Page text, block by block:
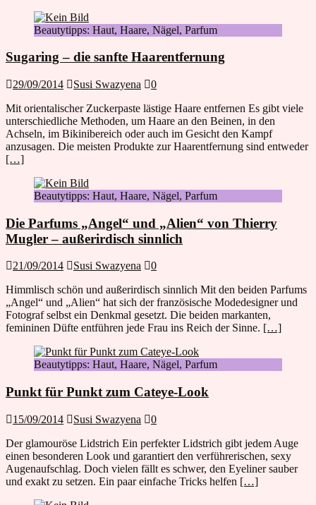
Beautytipps: Haut, Haare, Nägel, Parfum
Sugaring – die sanfte Haarentfernung
29/09/2014 Susi Swazyena
0
Mit orientalischer Zuckerpaste lästige Haare entfernen Es gibt viele
unterschiedliche Methoden, um Haare an den Beinen, in den
Achseln, im Bikinibereich oder auch im Gesicht den Kampf
anzusagen. Die meisten Produkte zur Haarentfernung sind entweder
[…]
Beautytipps: Haut, Haare, Nägel, Parfum
Die Parfums „Angel“ und „Alien“ von Thierry
Mugler – außerirdisch sinnlich
21/09/2014 Susi Swazyena
0
Himmlisch schön und außerirdisch sinnlich Mit den beiden Parfums
„Angel“ und „Alien“ hat sich der französische Modedesigner und
Fotograf selbst ein Denkmal gesetzt. Die beiden markanten,
femininen Düfte entführen jede Frau ins Reich der Sinne. […]
Beautytipps: Haut, Haare, Nägel, Parfum
Punkt für Punkt zum Cateye-Look
15/09/2014 Susi Swazyena
0
Der glamouröse Lidstrich Ein perfekter Lidstrich gibt jedem Auge
einen besonderen Look und garantiert den verführerischen, sexy
Augenaufschlag. Doch vielen fällt es schwer, den Eyeliner sauber
und exakt zu setzen. Ein paar einfache Tricks helfen […]